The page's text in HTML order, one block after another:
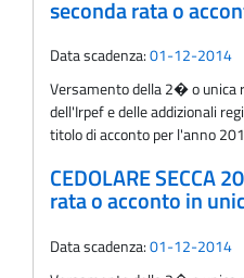
seconda rata o
Data scadenza:01-12-2014
Versamento della 2� o
dell'Irpef e delle addizionali
titolo di acconto per l'anno
CEDOLARE SECCA
rata o acconto in
Data scadenza:01-12-2014